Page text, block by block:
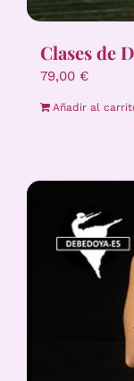
Clases de
79,00 €
Añadir al